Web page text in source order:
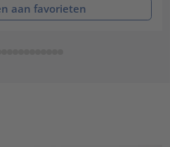
aan favorieten